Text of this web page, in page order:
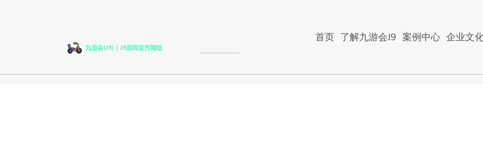
首页 了解九游会J9 案例中心 企业文